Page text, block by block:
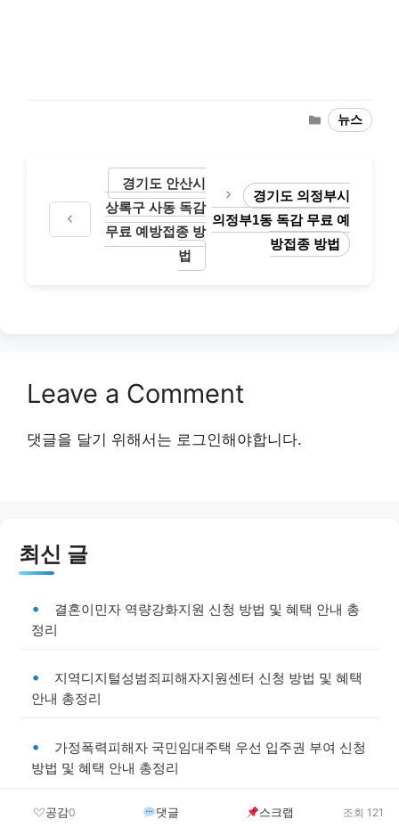
Categories
뉴스
경기도 안산시
상록구 사동 독감
무료 예방접종 방
법
경기도 의정부시
의정부1동 독감 무료 예
방접종 방법
Leave a Comment
댓글을 달기 위해서는 로그인해야합니다.
최신 글
결혼이민자 역량강화지원 신청 방법 및 혜택 안내 총
정리
지역디지털성범죄피해자지원센터 신청 방법 및 혜택
안내 총정리
가정폭력피해자 국민임대주택 우선 입주권 부여 신청
방법 및 혜택 안내 총정리
공감0 댓글 스크랩 조회 121